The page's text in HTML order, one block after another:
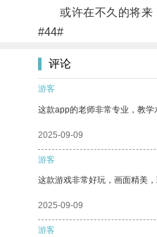
或许在不久的将来，
#44#
评论
游客
这款app的老师非常专业，教学
2025-09-09
游客
这款游戏非常好玩，画面精美
2025-09-09
游客